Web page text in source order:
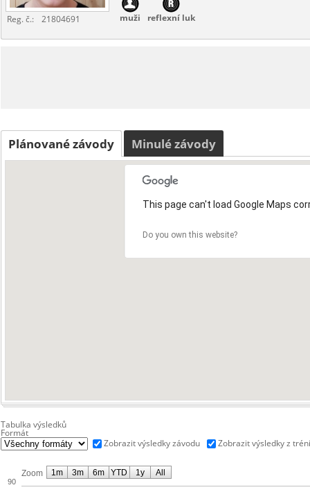
Reg. č.: 21804691 muži reflexní luk
Plánované závody Minulé závody
This page can't load Google Maps
Do you own this website?
Tabulka výsledků
Formát
Zobrazit výsledky závodu
Zobrazit výsledky z
Zoom
90
1m 3m 6m YTD 1y All